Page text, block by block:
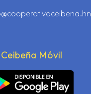
Ceibeña Móvil